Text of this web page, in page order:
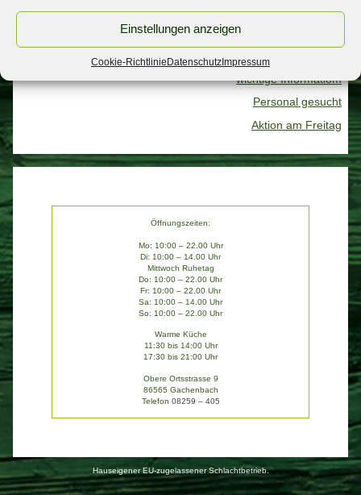
Einstellungen anzeigen
Cookie-RichtlinieDatenschutzImpressum
wichtige Informatiom
Personal gesucht
Aktion am Freitag
Öffnungszeiten:
Mo: 10:00 – 22.00 Uhr
Di: 10:00 – 14.00 Uhr
Mittwoch Ruhetag
Do: 10:00 – 22.00 Uhr
Fr: 10:00 – 22.00 Uhr
Sa: 10:00 – 14.00 Uhr
So: 10:00 – 22.00 Uhr
Warme Küche
11:30 bis 14:00 Uhr
17:30 bis 21:00 Uhr
Obere Ortsstrasse 9
86565 Gachenbach
Telefon 08259 – 405
Hauseigener EU-zugelassener Schlachtbetrieb.